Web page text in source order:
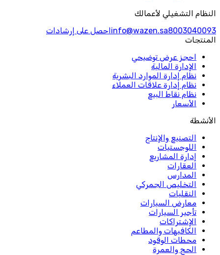
النظام التشغيلي لأعمالك
8003040093
info@wazen.saاحصل على إرشادات
المنتجات
احجز عرض توضيحي
الإدارة المالية
نظام إدارة الموارد البشرية
نظام إدارة علاقات العملاء
نظام نقاط البيع
الأسعار
الأنشطة
التصنيع والإنتاج
اللوجستيات
إدارة المشاريع
العقارات
المدارس
التخليص الجمركي
النقليات
معارض السيارات
تأجير السيارات
الإشتراكات
الكافيهات والمطاعم
محطات الوقود
الحج والعمرة